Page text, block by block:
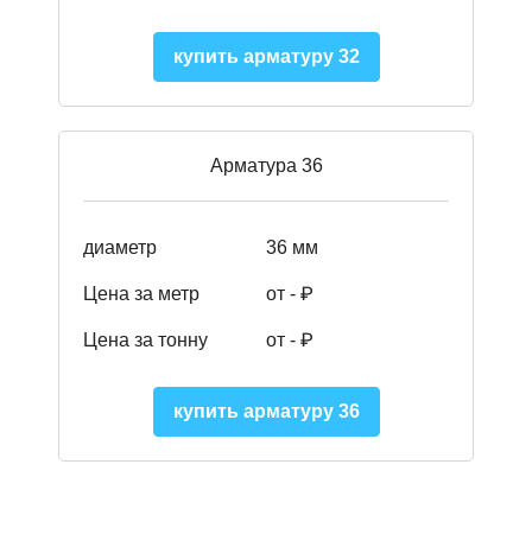
купить арматуру 32
Арматура 36
диаметр 36 мм
Цена за метр от - ₽
Цена за тонну от - ₽
купить арматуру 36